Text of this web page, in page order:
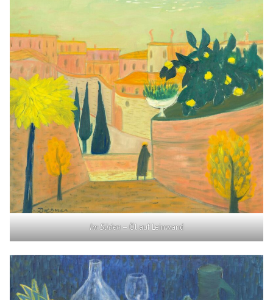
Im Süden– Öl auf Leinwand